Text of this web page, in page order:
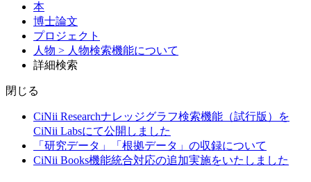
本
博士論文
プロジェクト
人物 > 人物検索機能について
詳細検索
閉じる
CiNii Researchナレッジグラフ検索機能（試行版）を
CiNii Labsにて公開しました
「研究データ」「根拠データ」の収録について
CiNii Books機能統合対応の追加実施をいたしました